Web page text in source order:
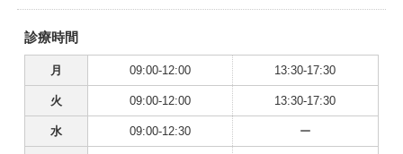
診療時間
月 09:00-12:00 13:30-17:30
火 09:00-12:00 13:30-17:30
水 09:00-12:30 ー